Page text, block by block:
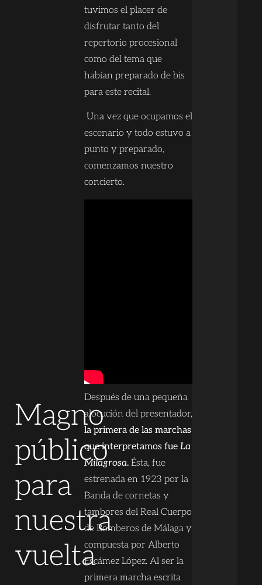
Magno
público
para
nuestra
vuelta
tuvimos el placer de
disfrutar tanto del
repertorio procesional
como del tema que
habían preparado de bis
para este recital.
Una vez que ocupamos el
escenario y todo estuvo a
punto y preparado,
comenzamos nuestro
concierto.
Después de una pequeña
alocución del presentador,
la primera de las marchas
que interpretamos fue La
Milagrosa.Ésta, fue
estrenada en 1923 por la
Banda de cornetas y
tambores del Real Cuerpo
de Bomberos de Málaga y
compuesta por Alberto
Escámez López. Al ser la
primera marcha escrita